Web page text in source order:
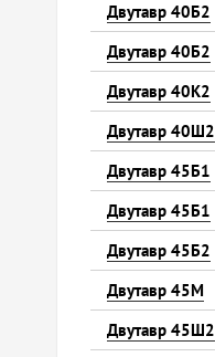
Двутавр 40Б2
Двутавр 40Б2
Двутавр 40К2
Двутавр 40Ш2
Двутавр 45Б1
Двутавр 45Б1
Двутавр 45Б2
Двутавр 45М
Двутавр 45Ш2